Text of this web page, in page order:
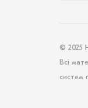
© 2025
Всі
систем